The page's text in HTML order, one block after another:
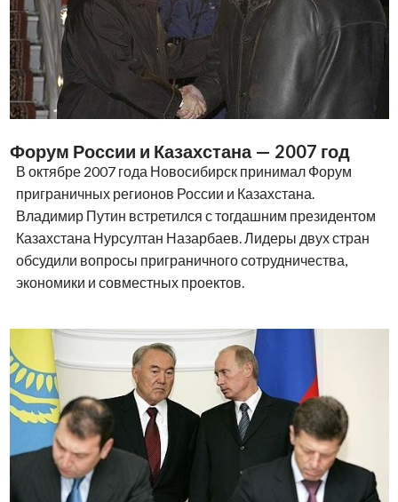
Форум России и Казахстана — 2007 год
В октябре 2007 года Новосибирск принимал Форум
приграничных регионов России и Казахстана.
Владимир Путин встретился с тогдашним президентом
Казахстана Нурсултан Назарбаев. Лидеры двух стран
обсудили вопросы приграничного сотрудничества,
экономики и совместных проектов.